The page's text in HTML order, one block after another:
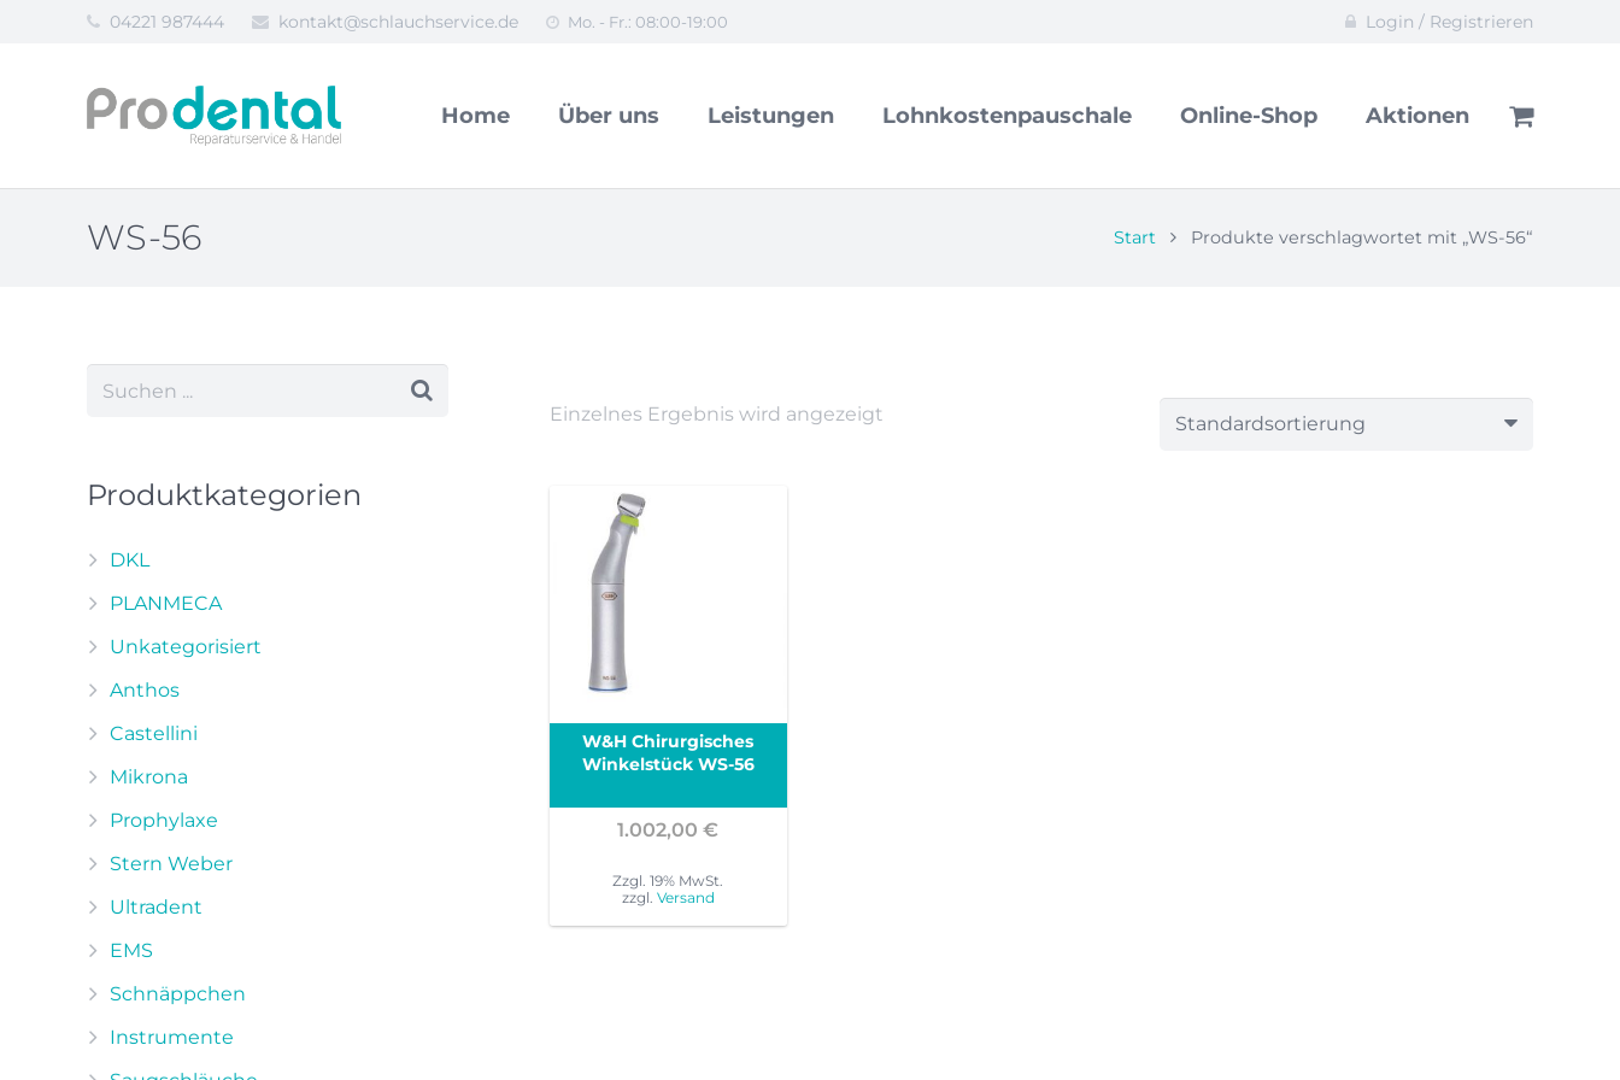
04221 987444 kontakt@schlauchservice.de Mo. - Fr.: 08:00-19:00 Login / Registrieren
Home Über uns Leistungen Lohnkostenpauschale Online-Shop Aktionen
WS-56 Start Produkte verschlagwortet mit „WS-56“
Einzelnes Ergebnis wird angezeigt
W&H Chirurgisches
Winkelstück WS-56
1.002,00€
Zzgl. 19% MwSt.
zzgl. Versand
Produktkategorien
DKL
PLANMECA
Unkategorisiert
Anthos
Castellini
Mikrona
Prophylaxe
Stern Weber
Ultradent
EMS
Schnäppchen
Instrumente